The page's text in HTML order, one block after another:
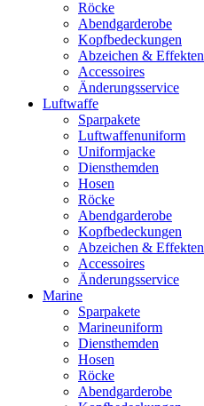
Röcke
Abendgarderobe
Kopfbedeckungen
Abzeichen & Effekten
Accessoires
Änderungsservice
Luftwaffe
Sparpakete
Luftwaffenuniform
Uniformjacke
Diensthemden
Hosen
Röcke
Abendgarderobe
Kopfbedeckungen
Abzeichen & Effekten
Accessoires
Änderungsservice
Marine
Sparpakete
Marineuniform
Diensthemden
Hosen
Röcke
Abendgarderobe